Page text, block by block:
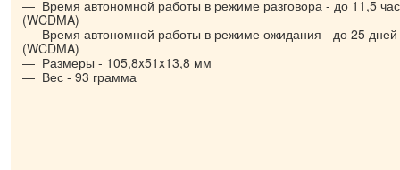
Время автономной работы в режиме разговора - до 11,5
(WCDMA)
Время автономной работы в режиме ожидания - до 25
(WCDMA)
Размеры - 105,8x51x13,8 мм
Вес - 93 грамма